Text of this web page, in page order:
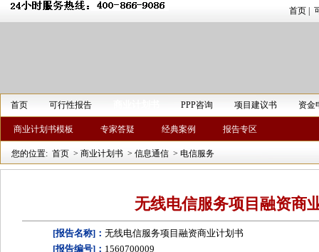
首页
首页 可行性报告 PPP咨询 项目建议书 资金
商业计划书模板 专家答疑 经典案例 报告专区
您的位置: 首页 > 商业计划书 > 信息通信 > 电信服务
无线电信服务项目融资商
[报告名称]： 无线电信服务项目融资商业计划书
[报告编号]： 1560700009